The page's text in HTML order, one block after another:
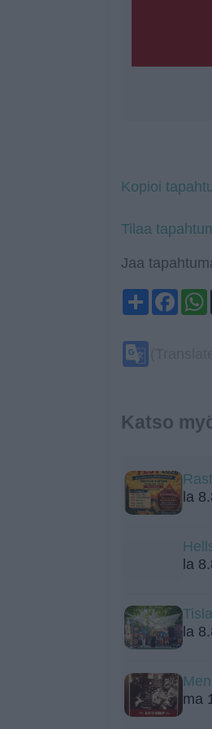
Kopioi
Tilaa
Jaa
Share
Katso
la
la
la
ma